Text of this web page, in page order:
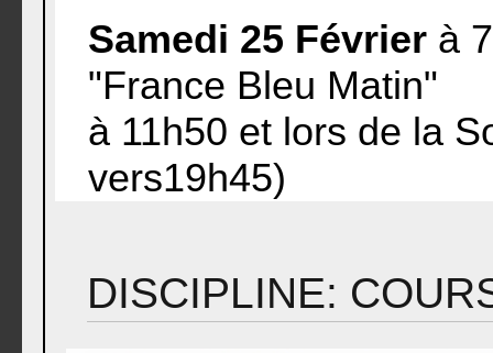
Samedi 25 Février à
"France Bleu Matin"
à 11h50 et lors de la
vers19h45)
DISCIPLINE: